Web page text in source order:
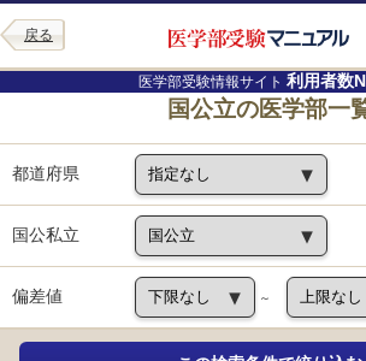
戻る
医学部受験情報サイト 利用者数
国公立の医学部一
都道府県
国公私立
偏差値 ～